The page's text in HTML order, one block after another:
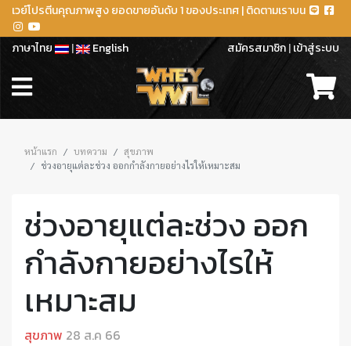
เวย์โปรตีนคุณภาพสูง ยอดขายอันดับ 1 ของประเทศ | ติดตามเราบน
ภาษาไทย | English สมัครสมาชิก|เข้าสู่ระบบ
หน้าแรก บทความ
สุขภาพ
ช่วงอายุแต่ละช่วง ออกกำลังกายอย่างไรให้เหมาะสม
ช่วงอายุแต่ละช่วง ออก
กำลังกายอย่างไรให้
เหมาะสม
สุขภาพ 28 ส.ค 66